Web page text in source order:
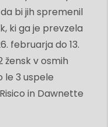
bi jih spremenil
ki ga je prevzela
februarja do 13.
žensk v osmih
le 3 uspele
in Dawnette